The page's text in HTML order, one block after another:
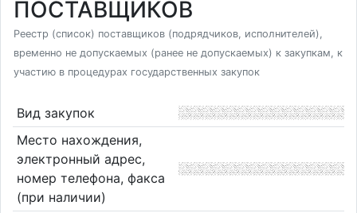
ПОСТАВЩИКОВ
Реестр (список) поставщиков (подрядчиков, исполнителей),
временно не допускаемых (ранее не допускаемых) к закупкам, к
участию в процедурах государственных закупок
Вид закупок
Место нахождения,
электронный адрес,
номер телефона, факса
(при наличии)